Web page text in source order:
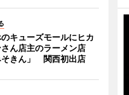
キューズモールにヒカ
ん店主のラーメン店
そきん」 関西初出店